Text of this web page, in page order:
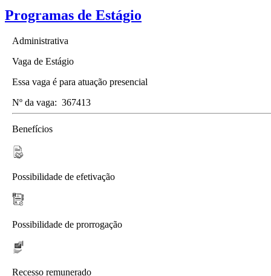
Programas de Estágio
Administrativa
Vaga de Estágio
Essa vaga é para atuação presencial
Nº da vaga: 367413
Benefícios
Possibilidade de efetivação
Possibilidade de prorrogação
Recesso remunerado